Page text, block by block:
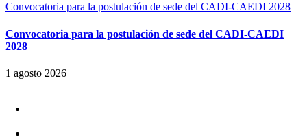
Convocatoria para la postulación de sede del CADI-CAEDI 2028
Convocatoria para la postulación de sede del CADI-CAEDI
2028
1 agosto 2026